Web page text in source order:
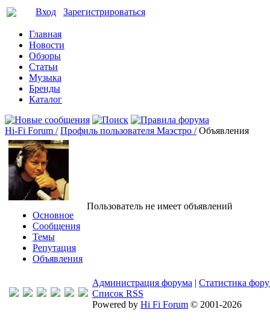
Вход Зарегистрироваться
Главная
Новости
Обзоры
Статьи
Музыка
Бренды
Каталог
Hi-Fi Forum / Профиль пользователя Маэстро / Объявления
Основное
Сообщения
Темы
Репутация
Объявления
Пользователь не имеет объявлений
Администрация форума | Статистика
Список RSS
Powered by Hi Fi Forum © 2001-2026